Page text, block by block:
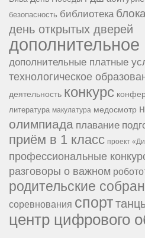
безопасность библиотека
день открытых дверей
дополнительные платные
технологическое
деятельность конкурс
литература макулатура медосмотр
олимпиада плавание
приём в 1 класс проект
профессиональные
разговоры о важном
родительские
соревнования спорт
центр цифрового